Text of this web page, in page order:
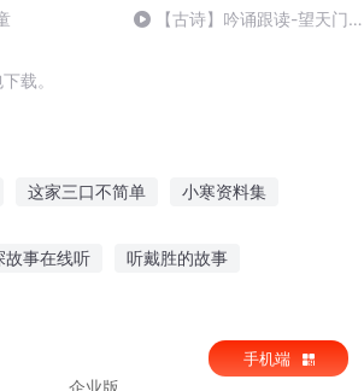
【古诗】吟诵跟读-望天门山-
载。
这家三口不简单 小寒资料集
故事在线听 听戴胜的故事
企业版
手机端